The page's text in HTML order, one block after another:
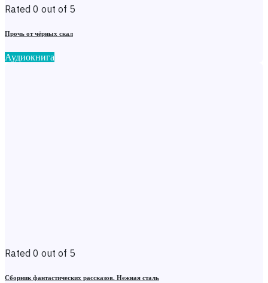
Rated 0 out of 5
Прочь от чёрных скал
Аудиокнига
Rated 0 out of 5
Сборник фантастических рассказов. Нежная сталь